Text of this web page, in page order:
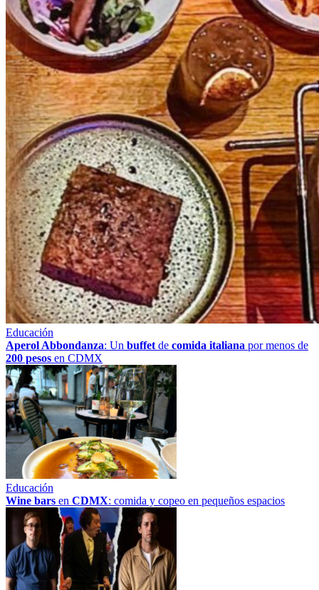
Educación
Aperol Abbondanza: Un buffet de comida italiana por menos de
200 pesos en CDMX
Educación
Wine bars en CDMX: comida y copeo en pequeños espacios